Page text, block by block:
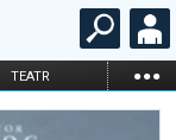
TEATR ...